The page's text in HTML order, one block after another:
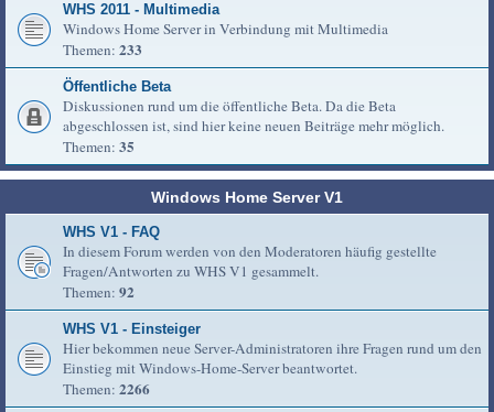
WHS 2011 - Multimedia
Windows Home Server in Verbindung mit Multimedia
Themen: 233
Öffentliche Beta
Diskussionen rund um die öffentliche Beta. Da die Beta
abgeschlossen ist, sind hier keine neuen Beiträge mehr möglich.
Themen: 35
Windows Home Server V1
WHS V1 - FAQ
In diesem Forum werden von den Moderatoren häufig gestellte
Fragen/Antworten zu WHS V1 gesammelt.
Themen: 92
WHS V1 - Einsteiger
Hier bekommen neue Server-Administratoren ihre Fragen rund um den
Einstieg mit Windows-Home-Server beantwortet.
Themen: 2266